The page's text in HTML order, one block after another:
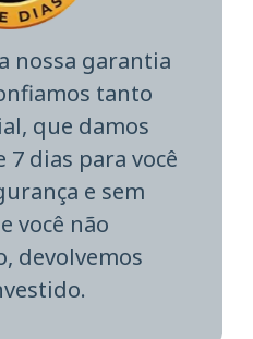
nossa garantia
tanto
que damos
dias para você
e sem
você não
devolvemos